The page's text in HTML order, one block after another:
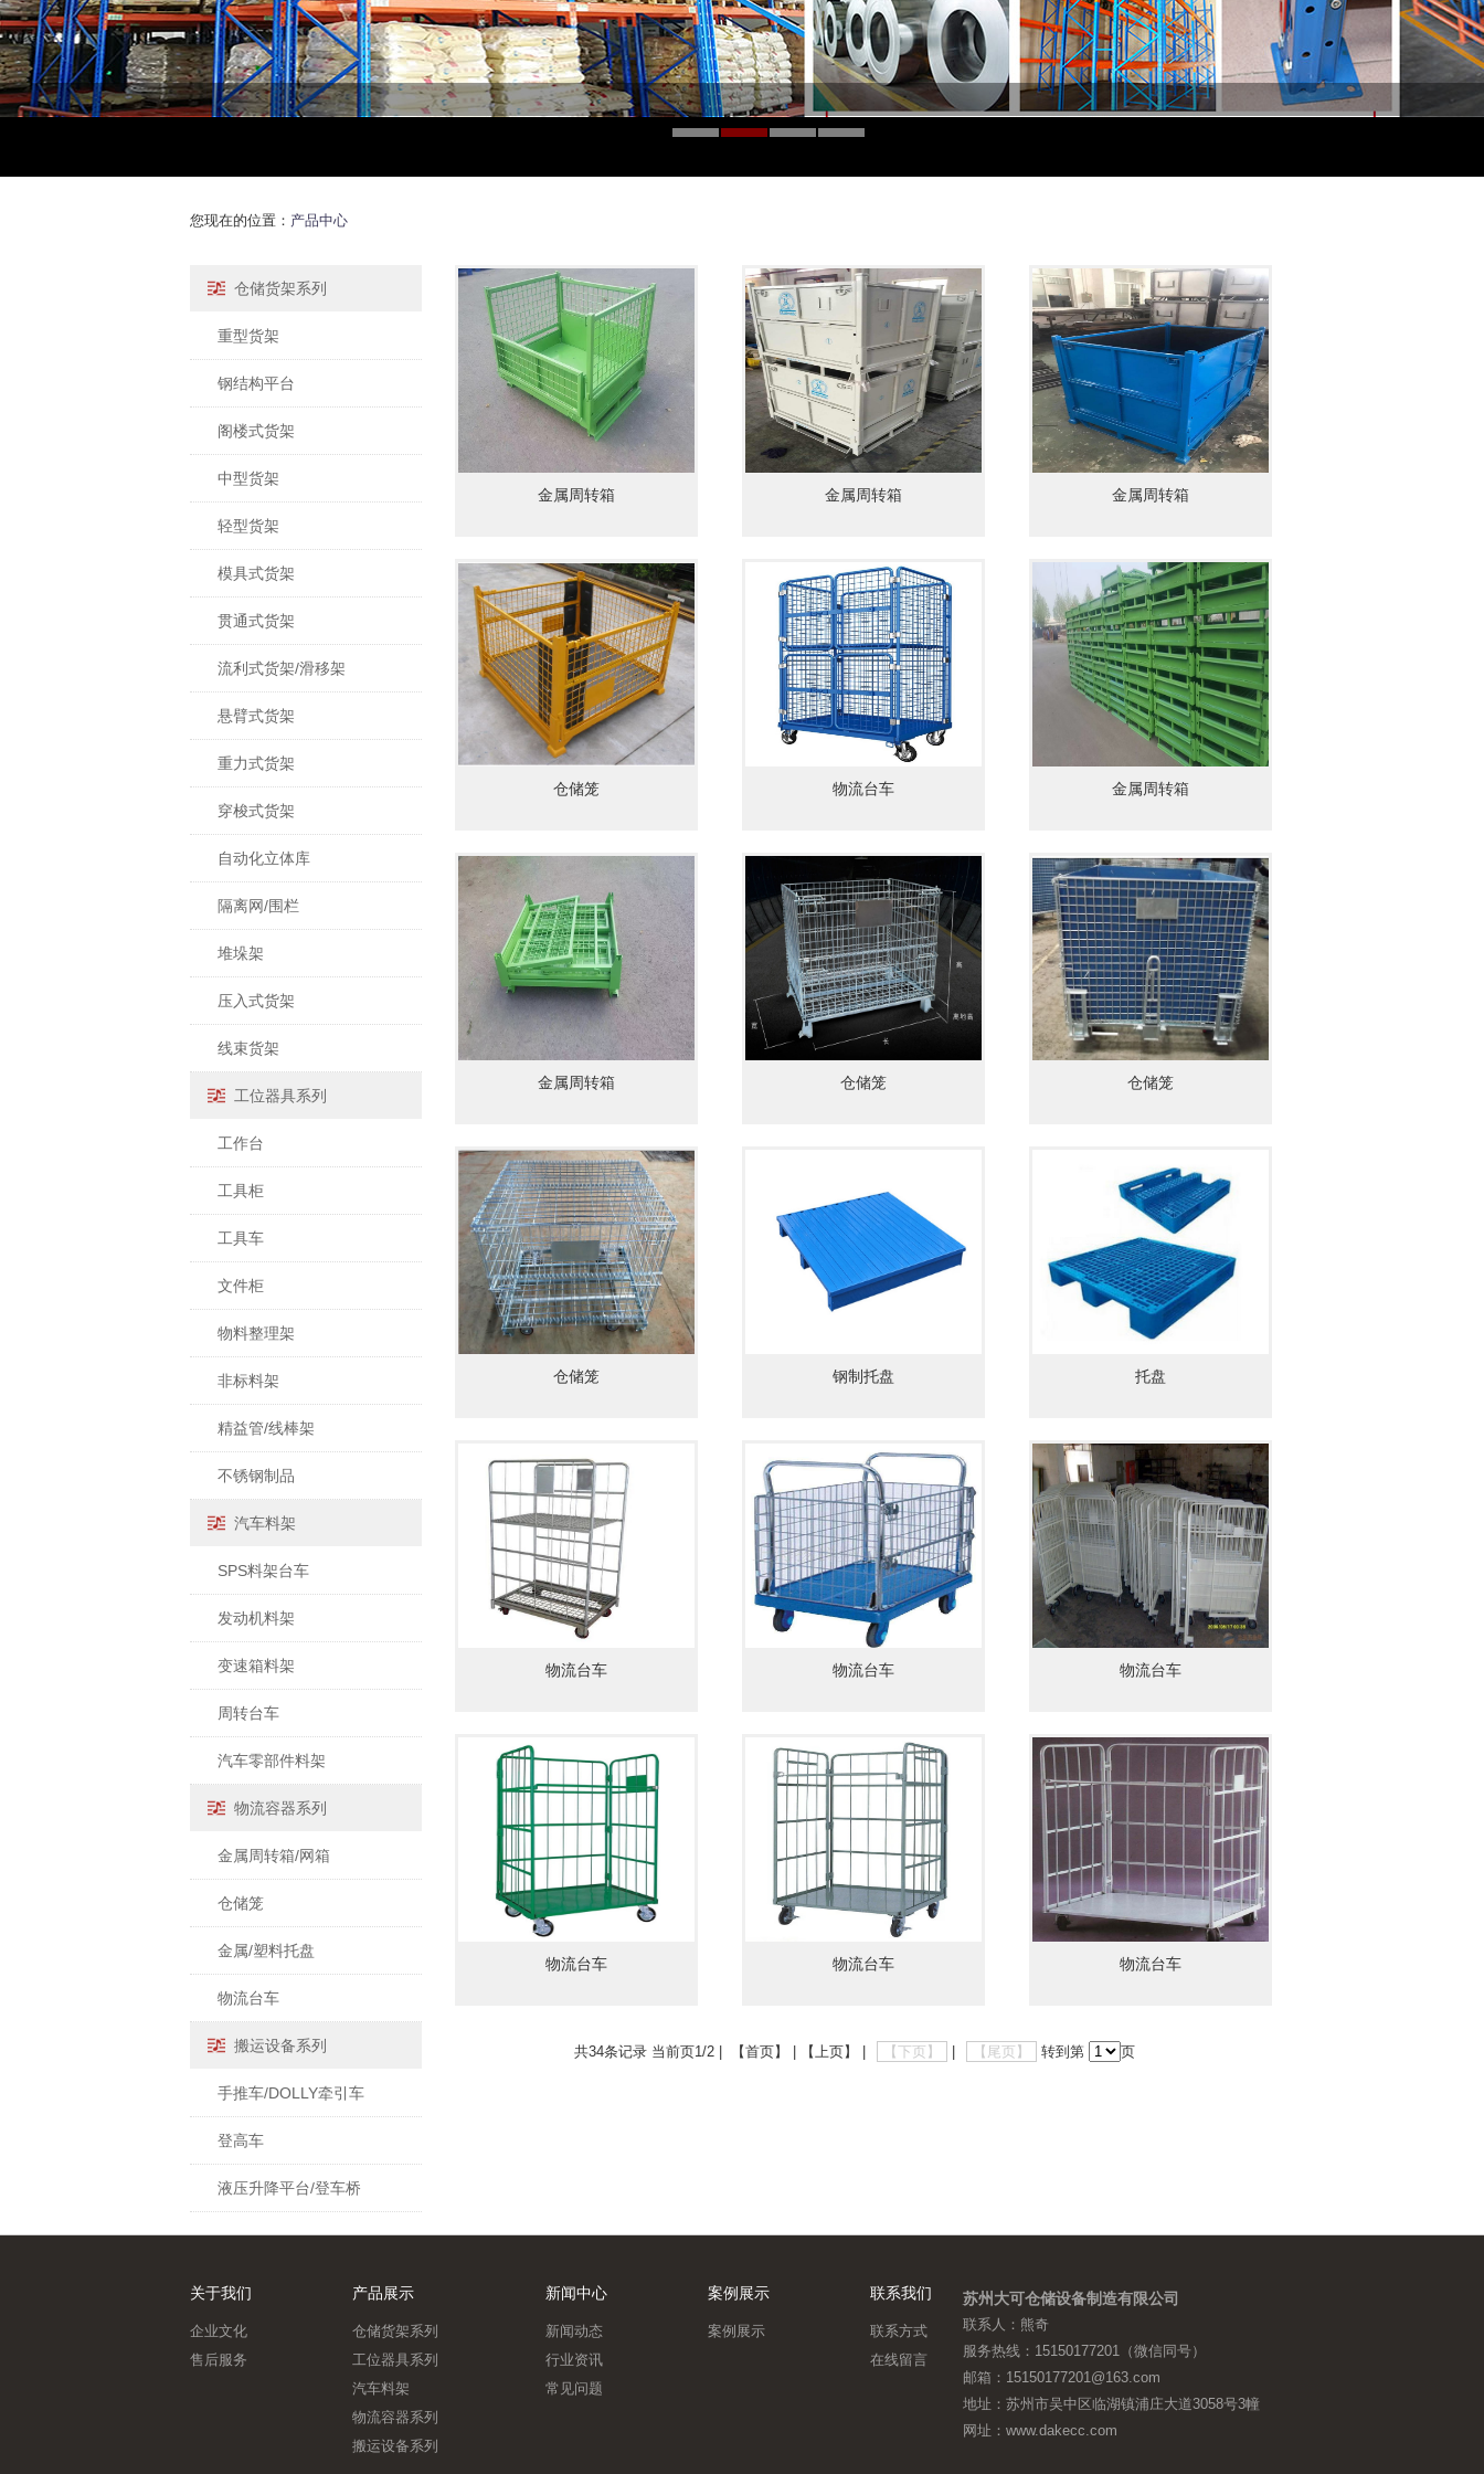
3 4
您现在的位置： 产品中心
仓储货架系列
重型货架
钢结构平台
阁楼式货架
中型货架
轻型货架
模具式货架
贯通式货架
流利式货架/滑移架
悬臂式货架
重力式货架
穿梭式货架
自动化立体库
隔离网/围栏
堆垛架
压入式货架
线束货架
工位器具系列
工作台
工具柜
工具车
文件柜
物料整理架
非标料架
精益管/线棒架
不锈钢制品
汽车料架
SPS料架台车
发动机料架
变速箱料架
周转台车
汽车零部件料架
物流容器系列
金属周转箱/网箱
仓储笼
金属/塑料托盘
物流台车
搬运设备系列
手推车/DOLLY牵引车
登高车
液压升降平台/登车桥
金属周转箱 金属周转箱 金属周转箱
仓储笼 物流台车 金属周转箱
金属周转箱 仓储笼 仓储笼
仓储笼 钢制托盘 托盘
物流台车 物流台车 物流台车
物流台车 物流台车 物流台车
共34条记录 当前页1/2 | 【首页】 | 【上页】 | 【下页】 【尾页】 转到第 页
关于我们
企业文化
售后服务
产品展示
仓储货架系列
工位器具系列
汽车料架
物流容器系列
搬运设备系列
新闻中心
新闻动态
行业资讯
常见问题
案例展示
案例展示
联系我们
联系方式
在线留言
苏州大可仓储设备制造有限公司
联系人：熊奇
服务热线：15150177201（微信同号）
邮箱：15150177201@163.com
地址：苏州市吴中区临湖镇浦庄大道3058号3幢
网址：www.dakecc.com